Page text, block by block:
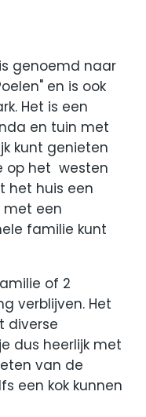
genoemd naar
en is ook
Het is een
en tuin met
kunt genieten
op het westen
het huis een
met een
familie kunt
of 2
verblijven. Het
diverse
dus heerlijk met
van de
een kok kunnen